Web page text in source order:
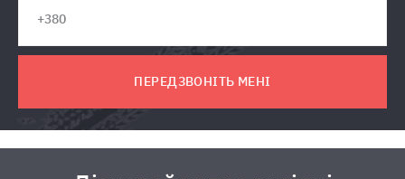
ПЕРЕДЗВОНІТЬ МЕНІ